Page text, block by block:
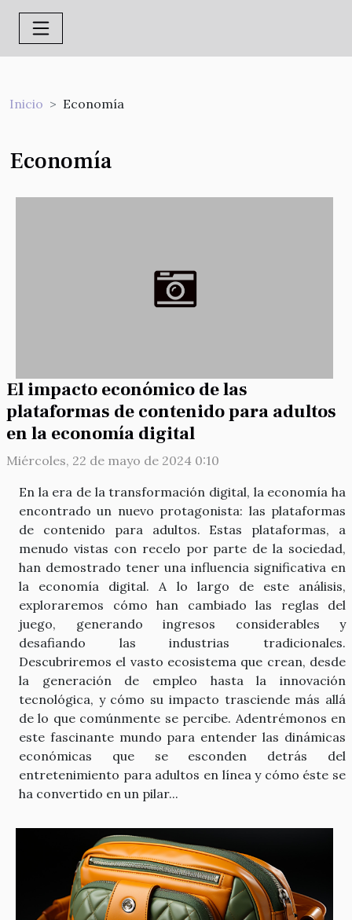
Inicio Economía
Economía
El impacto económico de las
plataformas de contenido para adultos
en la economía digital
Miércoles, 22 de mayo de 2024 0:10
En la era de la transformación digital, la economía ha
encontrado un nuevo protagonista: las plataformas
de contenido para adultos. Estas plataformas, a
menudo vistas con recelo por parte de la sociedad,
han demostrado tener una influencia significativa en
la economía digital. A lo largo de este análisis,
exploraremos cómo han cambiado las reglas del
juego, generando ingresos considerables y
desafiando las industrias tradicionales.
Descubriremos el vasto ecosistema que crean, desde
la generación de empleo hasta la innovación
tecnológica, y cómo su impacto trasciende más allá
de lo que comúnmente se percibe. Adentrémonos en
este fascinante mundo para entender las dinámicas
económicas que se esconden detrás del
entretenimiento para adultos en línea y cómo éste se
ha convertido en un pilar...